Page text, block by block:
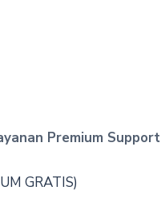
Premium Support
GRATIS)